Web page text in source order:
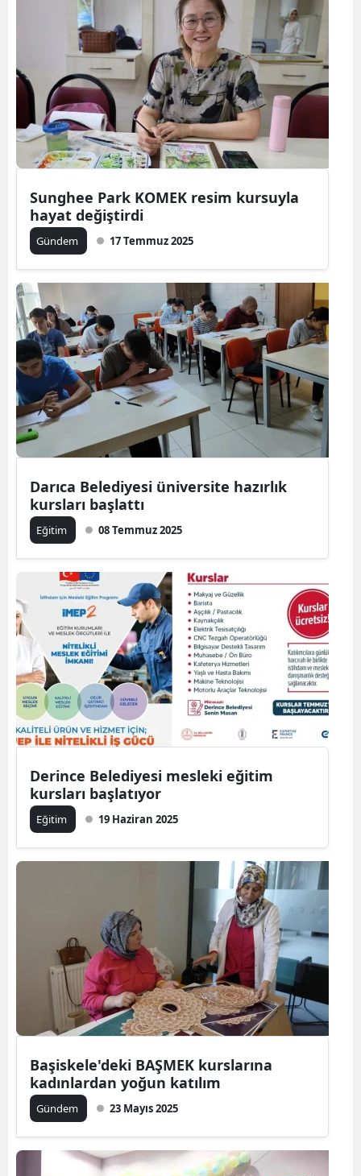
Sunghee Park KOMEK resim kursuyla
hayat değiştirdi
Gündem 17 Temmuz 2025
Darıca Belediyesi üniversite hazırlık
kursları başlattı
Eğitim 08 Temmuz 2025
Derince Belediyesi mesleki eğitim
kursları başlatıyor
Eğitim 19 Haziran 2025
Başiskele'deki BAŞMEK kurslarına
kadınlardan yoğun katılım
Gündem 23 Mayıs 2025